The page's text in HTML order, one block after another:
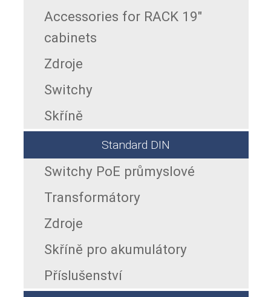
Accessories for RACK 19"
cabinets
Zdroje
Switchy
Skříně
Standard DIN
Switchy PoE průmyslové
Transformátory
Zdroje
Skříně pro akumulátory
Příslušenství